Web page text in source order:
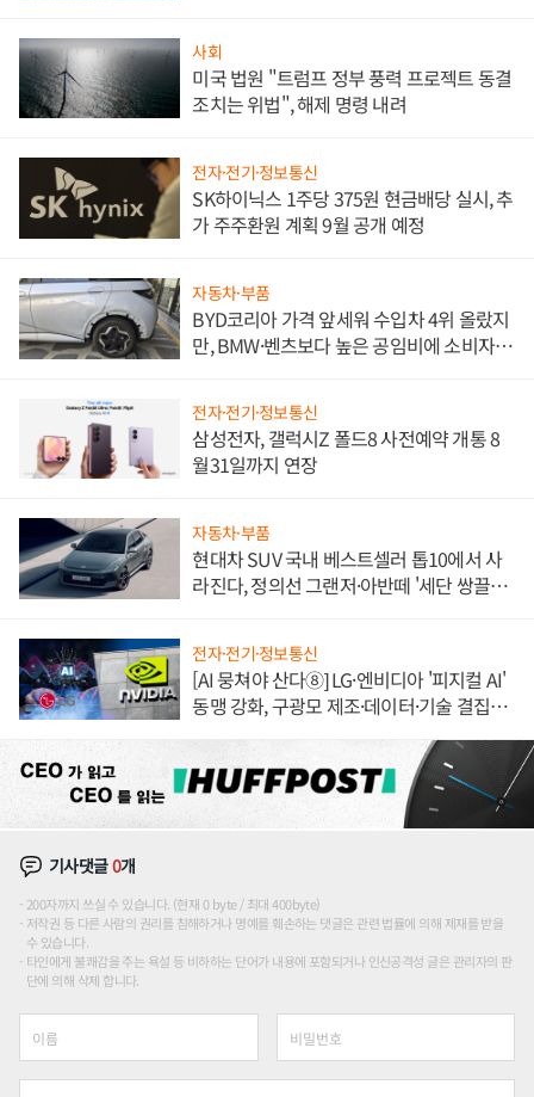
사회
미국 법원 "트럼프 정부 풍력 프로젝트 동결
조치는 위법", 해제 명령 내려
전자·전기·정보통신
SK하이닉스 1주당 375원 현금배당 실시, 추
가 주주환원 계획 9월 공개 예정
자동차·부품
BYD코리아 가격 앞세워 수입차 4위 올랐지
만, BMW·벤츠보다 높은 공임비에 소비자
전자·전기·정보통신
삼성전자, 갤럭시Z 폴드8 사전예약 개통 8
월31일까지 연장
자동차·부품
현대차 SUV 국내 베스트셀러 톱10에서 사
라진다, 정의선 그랜저·아반떼 '세단 쌍끌
전자·전기·정보통신
[AI 뭉쳐야 산다⑧] LG·엔비디아 '피지컬 AI'
동맹 강화, 구광모 제조·데이터·기술 결집
기사댓글0개
200자까지 쓰실 수 있습니다. (현재 0 byte / 최대 400byte)
저작권 등 다른 사람의 권리를 침해하거나 명예를 훼손하는 댓글은 관련 법률에 의해 제재를 받을
수 있습니다.
타인에게 불쾌감을 주는 욕설 등 비하하는 단어가 내용에 포함되거나 인신공격성 글은 관리자의 판
단에 의해 삭제 합니다.